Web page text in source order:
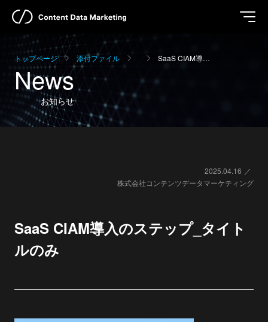
トップページ 添付ファイル SaaS CIAM導…
News
お知らせ
2025.04.16
株式会社コンテンツデータマーケティング
SaaS CIAM導入のステップ_タイト
ルのみ